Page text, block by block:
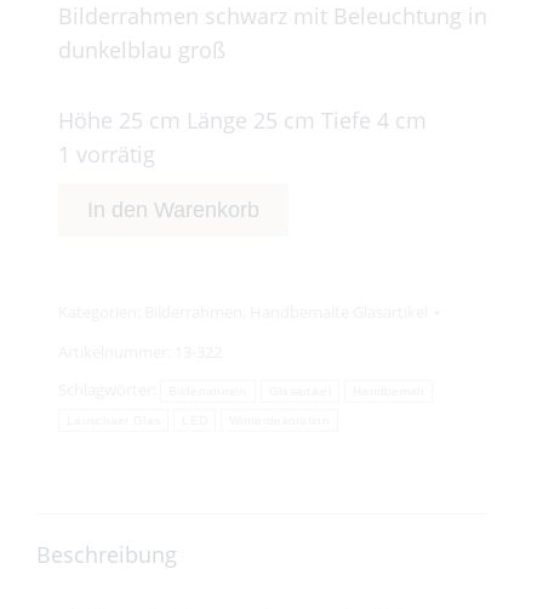
Bilderrahmen schwarz mit Beleuchtung in
dunkelblau groß
Höhe 25 cm Länge 25 cm Tiefe 4 cm
1 vorrätig
In den Warenkorb
Beschreibung